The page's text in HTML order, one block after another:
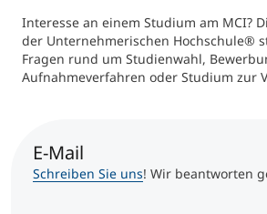
Berufsbegleitend studieren
Ein Studium, das zu Ihnen passt
International studieren
An über 300 Partneruniversitäten
Kooperationsmöglichkeiten
Forschung am
Executive Bachelor Online
BA
Micro Degrees
Interesse an einem Studium am MCI?
der Unternehmerischen Hochschule®
Fragen rund um Studienwahl,
Aufnahmeverfahren oder Studium zur
E-Mail
Schreiben Sie uns! Wir beantworten